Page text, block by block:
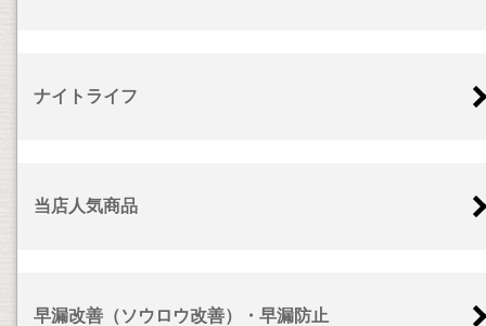
ナイトライフ
当店人気商品
早漏改善（ソウロウ改善）・早漏防止